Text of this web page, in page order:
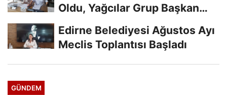
Oldu, Yağcılar Grup Başkan
Edirne Belediyesi Ağustos Ayı
Meclis Toplantısı Başladı
GÜNDEM